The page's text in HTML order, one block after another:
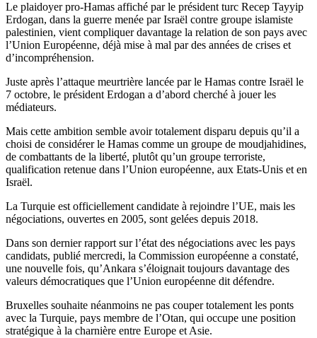
Le plaidoyer pro-Hamas affiché par le président turc Recep Tayyip
Erdogan, dans la guerre menée par Israël contre groupe islamiste
palestinien, vient compliquer davantage la relation de son pays avec
l’Union Européenne, déjà mise à mal par des années de crises et
d’incompréhension.
Juste après l’attaque meurtrière lancée par le Hamas contre Israël le
7 octobre, le président Erdogan a d’abord cherché à jouer les
médiateurs.
Mais cette ambition semble avoir totalement disparu depuis qu’il a
choisi de considérer le Hamas comme un groupe de moudjahidines,
de combattants de la liberté, plutôt qu’un groupe terroriste,
qualification retenue dans l’Union européenne, aux Etats-Unis et en
Israël.
La Turquie est officiellement candidate à rejoindre l’UE, mais les
négociations, ouvertes en 2005, sont gelées depuis 2018.
Dans son dernier rapport sur l’état des négociations avec les pays
candidats, publié mercredi, la Commission européenne a constaté,
une nouvelle fois, qu’Ankara s’éloignait toujours davantage des
valeurs démocratiques que l’Union européenne dit défendre.
Bruxelles souhaite néanmoins ne pas couper totalement les ponts
avec la Turquie, pays membre de l’Otan, qui occupe une position
stratégique à la charnière entre Europe et Asie.